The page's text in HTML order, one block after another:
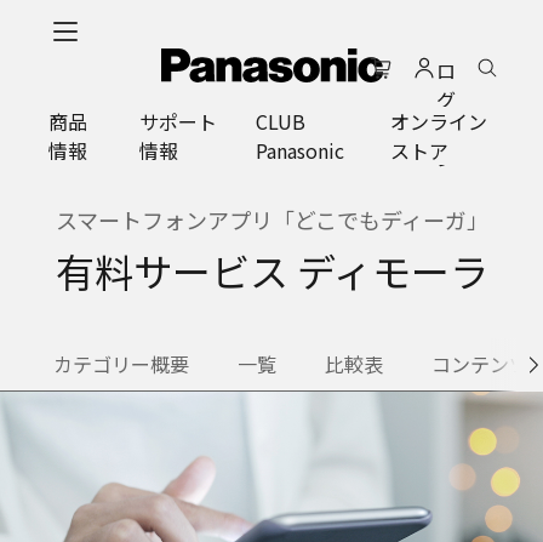
ロ
グ
イ
ン
商品
情報
サポート
情報
CLUB
Panasonic
オンライン
ストア
スマートフォンアプリ「どこでもディーガ」
有料サービス ディモーラ
カテゴリー概要 一覧 比較表 コンテンツ